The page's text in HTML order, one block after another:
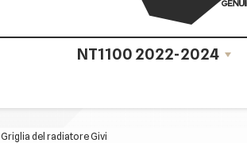
NT1100 2022-2024
Griglia del radiatore Givi